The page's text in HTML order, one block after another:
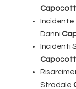
Incidente
Danni
Incidenti
Stradale